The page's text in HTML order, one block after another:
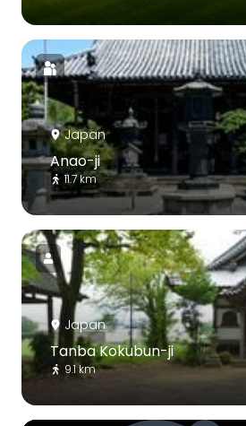
Japan
Anao-ji
11.7 km
Japan
Tanba Kokubun-ji
9.1 km